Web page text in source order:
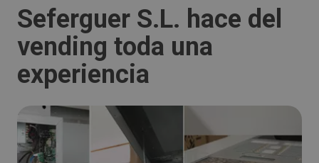
Seferguer S.L. hace del
vending toda una
experiencia